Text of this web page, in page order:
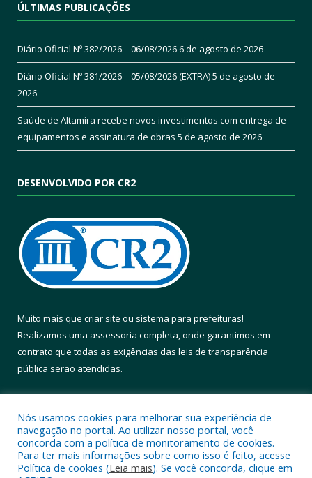
ÚLTIMAS PUBLICAÇÕES
Diário Oficial Nº 382/2026 – 06/08/20266 de agosto de 2026
Diário Oficial Nº 381/2026 – 05/08/2026 (EXTRA)5 de agosto de
2026
Saúde de Altamira recebe novos investimentos com entrega de
equipamentos e assinatura de obras 5 de agosto de 2026
DESENVOLVIDO POR CR2
Muito mais que criar site ou sistema para prefeituras!
Realizamos uma assessoria completa, onde garantimos em
contrato que todas as exigências das leis de transparência
pública serão atendidas.
Todos os direitos reservados a Prefeitura Municipal de Altamira.
Nós usamos cookies para melhorar sua experiência de
navegação no portal. Ao utilizar nosso portal, você
concorda com a política de monitoramento de cookies.
Para ter mais informações sobre como isso é feito, acesse
Política de cookies (Leia mais). Se você concorda, clique em